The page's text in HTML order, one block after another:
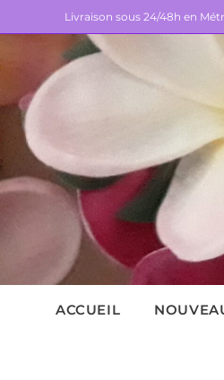
Livraison sous 24/48h en
ACCUEIL